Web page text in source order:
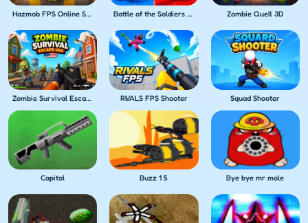
Hazmob FPS Online Shooter Battle of the Soldiers Red vs Blue Zombie Quell 3D
Zombie Survival Escape USA RIVALS FPS Shooter Squad Shooter
Capitol Buzz 1 5 Bye bye mr mole